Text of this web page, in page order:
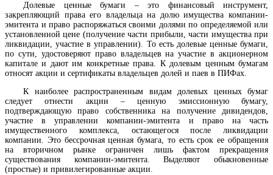
Долевые ценные бумаги – это финансовый инструмент,
закрепляющий права его владельца на долю имущества компании-
эмитента и право распоряжаться своими долями по определяемой или
установленной цене (получение части прибыли, части имущества при
ликвидации, участие в управлении). То есть долевые ценные бумаги,
по сути, удостоверяют право владельцев на участие в акционерном
капитале и дают им конкретные права. К долевым ценным бумагам
относят акции и сертификаты владельцев долей и паев в ПИФах.
К наиболее распространенным видам долевых ценных бумаг
следует отнести акции – ценную эмиссионную бумагу,
подтверждающую право собственника на получение дивидендов,
участие в управлении компании-эмитента и право на часть
имущественного комплекса, остающегося после ликвидации
компании. Это бессрочная ценная бумага, то есть срок ее обращения
на вторичном рынке ограничен лишь фактом прекращения
существования компании-эмитента. Выделяют обыкновенные
(простые) и привилегированные акции.